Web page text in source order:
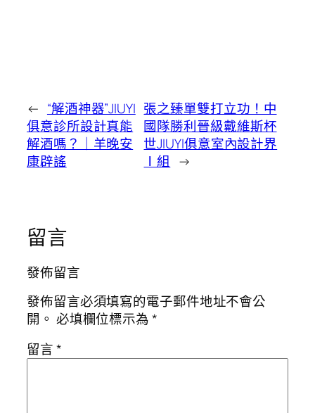
← “解酒神器”JIUYI
俱意診所設計真能
解酒嗎？｜羊晚安
康辟謠
張之臻單雙打立功！中
國隊勝利晉級戴維斯杯
世JIUYI俱意室內設計界
Ⅰ組 →
留言
發佈留言
發佈留言必須填寫的電子郵件地址不會公
開。 必填欄位標示為*
留言*